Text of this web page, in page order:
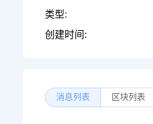
类型:
创建时间:
消息列表 区块列表